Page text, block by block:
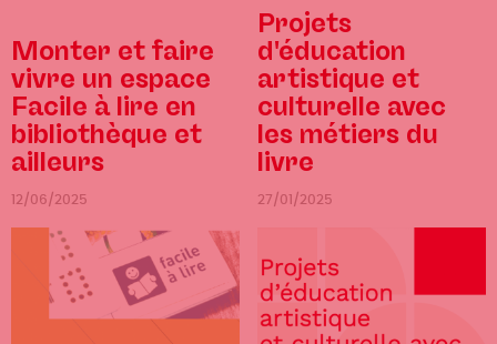
Monter et faire
vivre un espace
Facile à lire en
bibliothèque et
ailleurs
12/06/2025
Projets
d'éducation
artistique et
culturelle avec
les métiers du
livre
27/01/2025